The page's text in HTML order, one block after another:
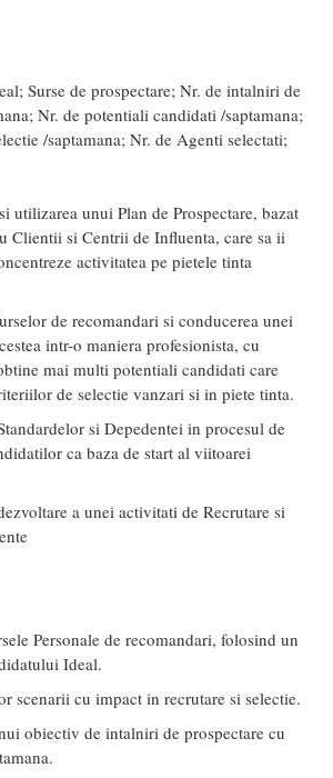
Surse de prospectare; Nr. de intalniri de
Nr. de potentiali candidati /saptamana;
/saptamana; Nr. de Agenti selectati;
utilizarea unui Plan de Prospectare, bazat
Clientii si Centrii de Influenta, care sa ii
activitatea pe pietele tinta
de recomandari si conducerea unei
intr-o maniera profesionista, cu
mai multi potentiali candidati care
de selectie vanzari si in piete tinta.
si Depedentei in procesul de
ca baza de start al viitoarei
a unei activitati de Recrutare si
Personale de recomandari, folosind un
Ideal.
scenarii cu impact in recrutare si selectie.
obiectiv de intalniri de prospectare cu